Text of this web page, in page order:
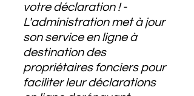
votre déclaration ! -
L'administration met à jour
son service en ligne à
destination des
propriétaires fonciers pour
faciliter leur déclarations